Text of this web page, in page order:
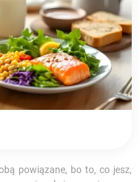
powiązane, bo to, co jesz,